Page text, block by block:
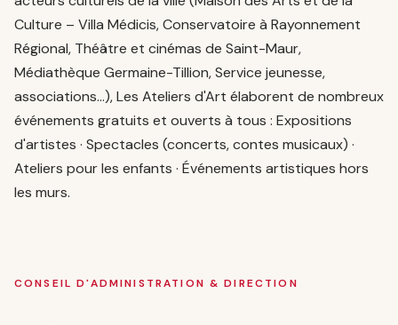
Culture – Villa Médicis, Conservatoire à Rayonnement
Régional, Théâtre et cinémas de Saint-Maur,
Médiathèque Germaine-Tillion, Service jeunesse,
associations…), Les Ateliers d'Art élaborent de nombreux
événements gratuits et ouverts à tous : Expositions
d'artistes · Spectacles (concerts, contes musicaux) ·
Ateliers pour les enfants · Événements artistiques hors
les murs.
CONSEIL D'ADMINISTRATION & DIRECTION